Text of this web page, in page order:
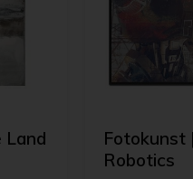
Land
Fotokunst |
Robotics